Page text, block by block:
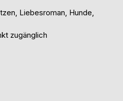
Liebesroman, Hunde,
zugänglich